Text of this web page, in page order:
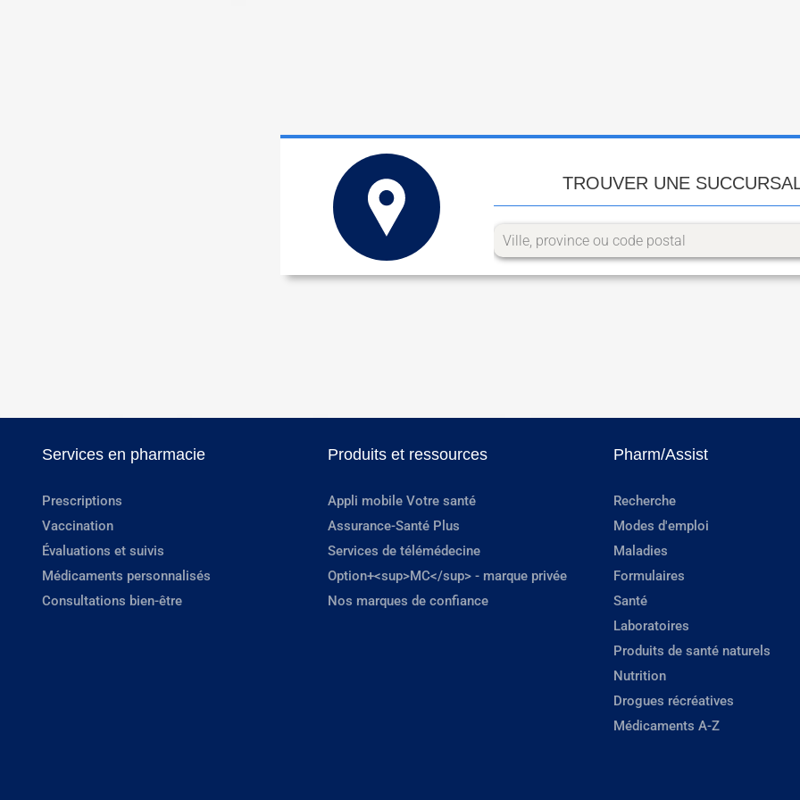
TROUVER UNE
Services en pharmacie
Prescriptions
Vaccination
Évaluations et suivis
Médicaments personnalisés
Consultations bien-être
Produits et ressources
Appli mobile Votre santé
Assurance-Santé Plus
Services de télémédecine
Option+<sup>MC</sup> - marque privée
Nos marques de confiance
Pharm/Assist
Recherche
Modes d'emploi
Maladies
Formulaires
Santé
Laboratoires
Produits de santé naturels
Nutrition
Drogues récréatives
Médicaments A-Z